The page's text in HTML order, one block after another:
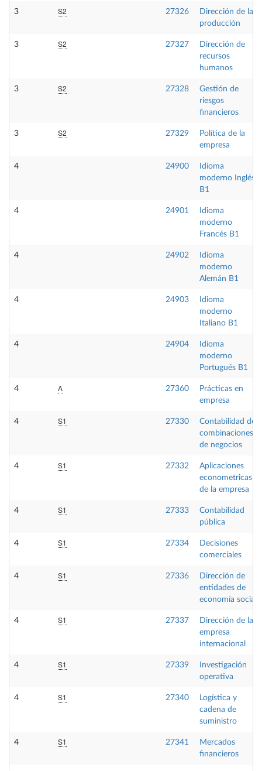
3 S2 27326
Dirección de la
producción
3 S2 27327
Dirección de
recursos
humanos
3 S2 27328
Gestión de
riesgos
financieros
3 S2 27329
Política de la
empresa
4 24900
Idioma
moderno Inglés
B1
4 24901
Idioma
moderno
Francés B1
4 24902
Idioma
moderno
Alemán B1
4 24903
Idioma
moderno
Italiano B1
4 24904
Idioma
moderno
Portugués B1
4 A 27360
Prácticas en
empresa
4 S1 27330
Contabilidad de
combinaciones
de negocios
4 S1 27332
Aplicaciones
econometricas
de la empresa
4 S1 27333
Contabilidad
pública
4 S1 27334
Decisiones
comerciales
4 S1 27336
Dirección de
entidades de
economía social
4 S1 27337
Dirección de la
empresa
internacional
4 S1 27339
Investigación
operativa
4 S1 27340
Logística y
cadena de
suministro
4 S1 27341
Mercados
financieros